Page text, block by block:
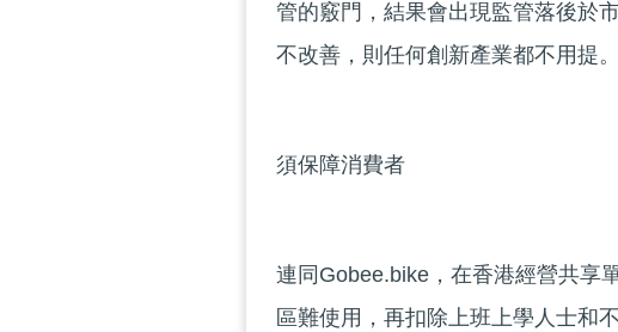
管的竅門，結果會出現監管落後於
不改善，則任何創新產業都不用提。
須保障消費者
連同Gobee.bike，在香港經營共享
區難使用，再扣除上班上學人士和